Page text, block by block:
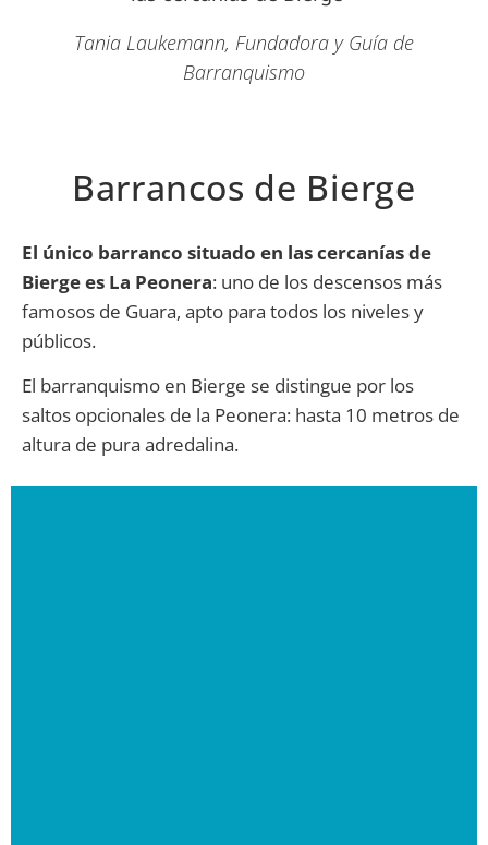
Tania Laukemann, Fundadora y Guía de
Barranquismo
Barrancos de Bierge
El único barranco situado en las cercanías de
Bierge es La Peonera: uno de los descensos más
famosos de Guara, apto para todos los niveles y
públicos.
El barranquismo en Bierge se distingue por los
saltos opcionales de la Peonera: hasta 10 metros de
altura de pura adredalina.